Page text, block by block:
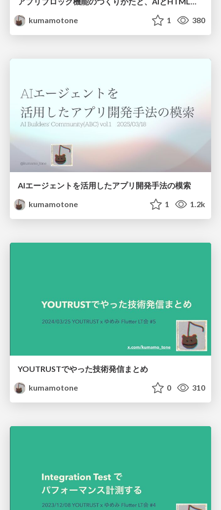
kumamotone
1 380
AIエージェントを活用したアプリ開発手法の模索
kumamotone
1 1.2k
YOUTRUSTでやった技術発信まとめ
kumamotone
0 310